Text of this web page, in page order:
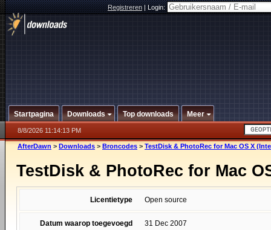
Registreren|Login:
Startpagina Downloads Top downloads Meer
8/8/2026 11:14:13 PM
AfterDawn > Downloads > Broncodes > TestDisk & PhotoRec for Mac OS X
TestDisk & PhotoRec for Mac
Licentietype Open source
Datum waarop toegevoegd 31 Dec 2007